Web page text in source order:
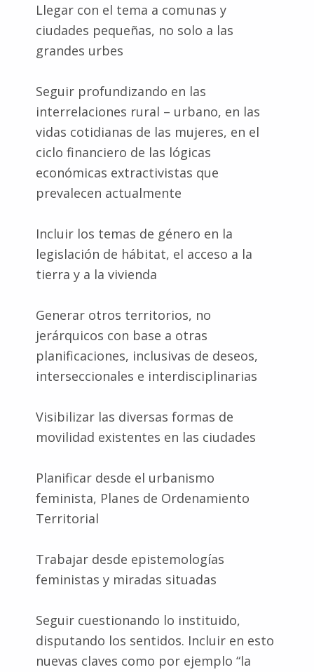
Llegar con el tema a comunas y
ciudades pequeñas, no solo a las
grandes urbes
Seguir profundizando en las
interrelaciones rural – urbano, en las
vidas cotidianas de las mujeres, en el
ciclo financiero de las lógicas
económicas extractivistas que
prevalecen actualmente
Incluir los temas de género en la
legislación de hábitat, el acceso a la
tierra y a la vivienda
Generar otros territorios, no
jerárquicos con base a otras
planificaciones, inclusivas de deseos,
interseccionales e interdisciplinarias
Visibilizar las diversas formas de
movilidad existentes en las ciudades
Planificar desde el urbanismo
feminista, Planes de Ordenamiento
Territorial
Trabajar desde epistemologías
feministas y miradas situadas
Seguir cuestionando lo instituido,
disputando los sentidos. Incluir en esto
nuevas claves como por ejemplo “la